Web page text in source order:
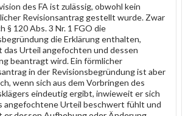
des FA ist zulässig, obwohl kein
Revisionsantrag gestellt wurde. Zwar
§ 120 Abs. 3 Nr. 1 FGO die
die Erklärung enthalten,
das Urteil angefochten und dessen
beantragt wird. Ein förmlicher
in der Revisionsbegründung ist aber
wenn sich aus dem Vorbringen des
eindeutig ergibt, inwieweit er sich
angefochtene Urteil beschwert fühlt und